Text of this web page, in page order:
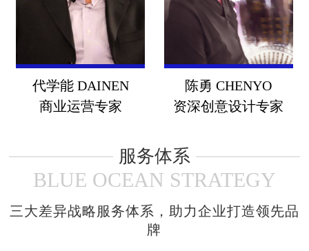
全球差异战略体系开创者
中国十大设计人物 获奖者
行业从事十六年，英国盛世
长城广告公司、北京广告公
司从业背景。主创项目 ：阿
玛尼、方正集团、中国移
动、王府井百货、湖北十堰
塔、北京市08奥运前门城市
行业从业25年,心理学博士,和
君咨询集团高级顾问、中央
电视台《奋斗》栏目观察
员。服务客户：山东青州花
划、张家口燕园教育园区策
划、曲阜国学小镇战略规
略、伊利牛奶营销培训、三
元牛奶营销培训、南京真知
味餐饮战略策划。
代学能 DAINEN
商业运营专家
代学能 DAINEN
陈勇 CHENYO
资深创意设计专家
陈勇 CHENYO
服务体系
BLUE OCEAN STRATEGY
三大差异战略服务体系，助力企业打造领先品
牌